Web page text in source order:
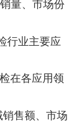
量、市场份
行业主要应
在各应用领
售额、市场